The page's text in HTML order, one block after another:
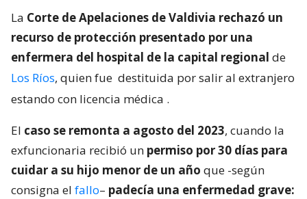
La Corte de Apelaciones de Valdivia rechazó un
recurso de protección presentado por una
enfermera del hospital de la capital regional de
Los Ríos, quien fue destituida por salir al extranjero
estando con licencia médica .
El caso se remonta a agosto del 2023, cuando la
exfuncionaria recibió un permiso por 30 días para
cuidar a su hijo menor de un año que -según
consigna el fallo– padecía una enfermedad grave: